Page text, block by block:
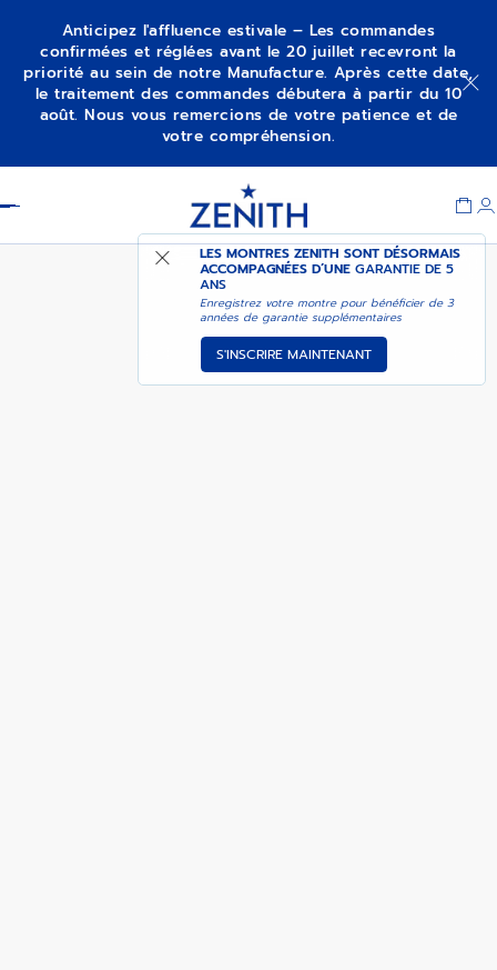
Anticipez l'affluence estivale – Les commandes
confirmées et réglées avant le 20 juillet recevront la
priorité au sein de notre Manufacture. Après cette date,
le traitement des commandes débutera à partir du 10
août. Nous vous remercions de votre patience et de
votre compréhension.
LES MONTRES ZENITH SONT DÉSORMAIS
ACCOMPAGNÉES D’UNEGARANTIE DE 5
ANS
Enregistrez votre montre pour bénéficier de 3
années de garantie supplémentaires
S'INSCRIRE MAINTENANT
DEFY SKYLINE 36 M’ALERTER